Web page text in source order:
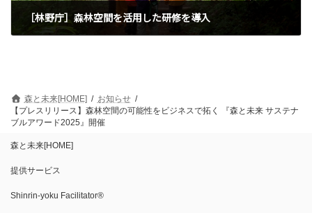
［林野庁］森林空間を活用した研修を導入
森と未来[HOME]
お知らせ
【プレスリリース】森林空間の可能性をビジネスで拓く 『森と未来 サステナ
ブルアワード2025』開催
森と未来[HOME]
提供サービス
Shinrin-yoku Facilitator®︎